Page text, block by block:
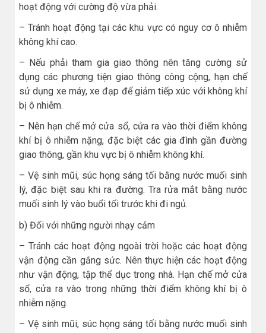
hoạt động với cường độ vừa phải.
– Tránh hoạt động tại các khu vực có nguy cơ ô nhiễm
không khí cao.
– Nếu phải tham gia giao thông nên tăng cường sử
dụng các phương tiện giao thông công cộng, hạn chế
sử dụng xe máy, xe đạp để giảm tiếp xúc với không khí
bị ô nhiễm.
– Nên hạn chế mở cửa sổ, cửa ra vào thời điểm không
khí bị ô nhiễm nặng, đặc biệt các gia đình gần đường
giao thông, gần khu vực bị ô nhiễm không khí.
– Vệ sinh mũi, súc họng sáng tối bằng nước muối sinh
lý, đặc biệt sau khi ra đường. Tra rửa mắt bằng nước
muối sinh lý vào buổi tối trước khi đi ngủ.
b) Đối với những người nhạy cảm
– Tránh các hoạt động ngoài trời hoặc các hoạt động
vận động cần gắng sức. Nên thực hiện các hoạt động
như vận động, tập thể dục trong nhà. Hạn chế mở cửa
sổ, cửa ra vào trong những thời điểm không khí bị ô
nhiễm nặng.
– Vệ sinh mũi, súc họng sáng tối bằng nước muối sinh